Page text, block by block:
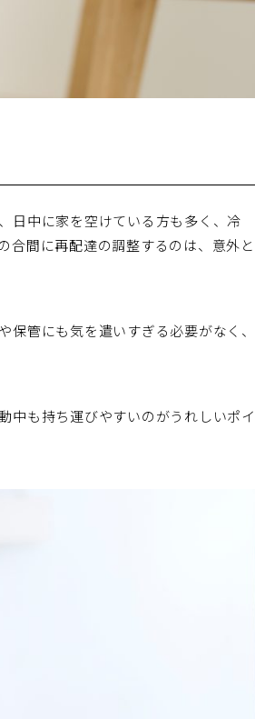
日中に家を空けている方も多く、冷
合間に再配達の調整するのは、意外と
保管にも気を遣いすぎる必要がなく、
中も持ち運びやすいのがうれしいポイ